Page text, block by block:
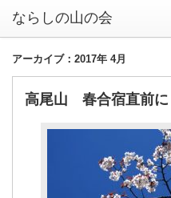
アーカイブ：2017年 4月
高尾山 春合宿直前に